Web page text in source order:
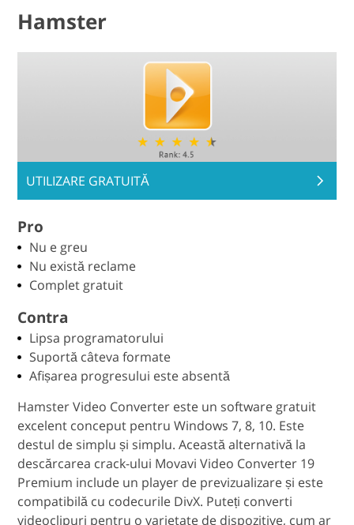
Hamster
UTILIZARE GRATUITĂ
Pro
Nu e greu
Nu există reclame
Complet gratuit
Contra
Lipsa programatorului
Suportă câteva formate
Afișarea progresului este absentă
Hamster Video Converter este un software gratuit
excelent conceput pentru Windows 7, 8, 10. Este
destul de simplu și simplu. Această alternativă la
descărcarea crack-ului Movavi Video Converter 19
Premium include un player de previzualizare și este
compatibilă cu codecurile DivX. Puteți converti
videoclipuri pentru o varietate de dispozitive, cum ar